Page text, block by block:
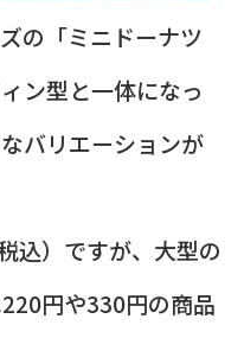
の「ミニドーナツ
ン型と一体になっ
バリエーションが
込）ですが、大型の
円や330円の商品